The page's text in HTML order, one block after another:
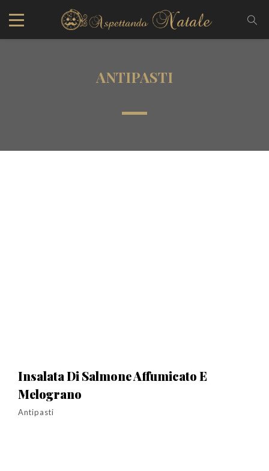
ANTIPASTI
Insalata Di Salmone Affumicato E
Melograno
Antipasti